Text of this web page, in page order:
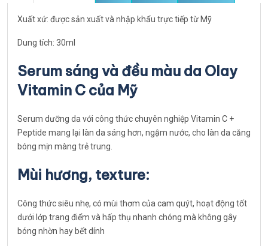
Xuất xứ: được sản xuất và nhập khẩu trực tiếp từ Mỹ
Dung tích: 30ml
Serum sáng và đều màu da Olay
Vitamin C của Mỹ
Serum dưỡng da với công thức chuyên nghiệp Vitamin C +
Peptide mang lại làn da sáng hơn, ngậm nước, cho làn da căng
bóng mịn màng trẻ trung.
Mùi hương, texture:
Công thức siêu nhẹ, có mùi thơm của cam quýt, hoạt động tốt
dưới lớp trang điểm và hấp thụ nhanh chóng mà không gây
bóng nhờn hay bết dính